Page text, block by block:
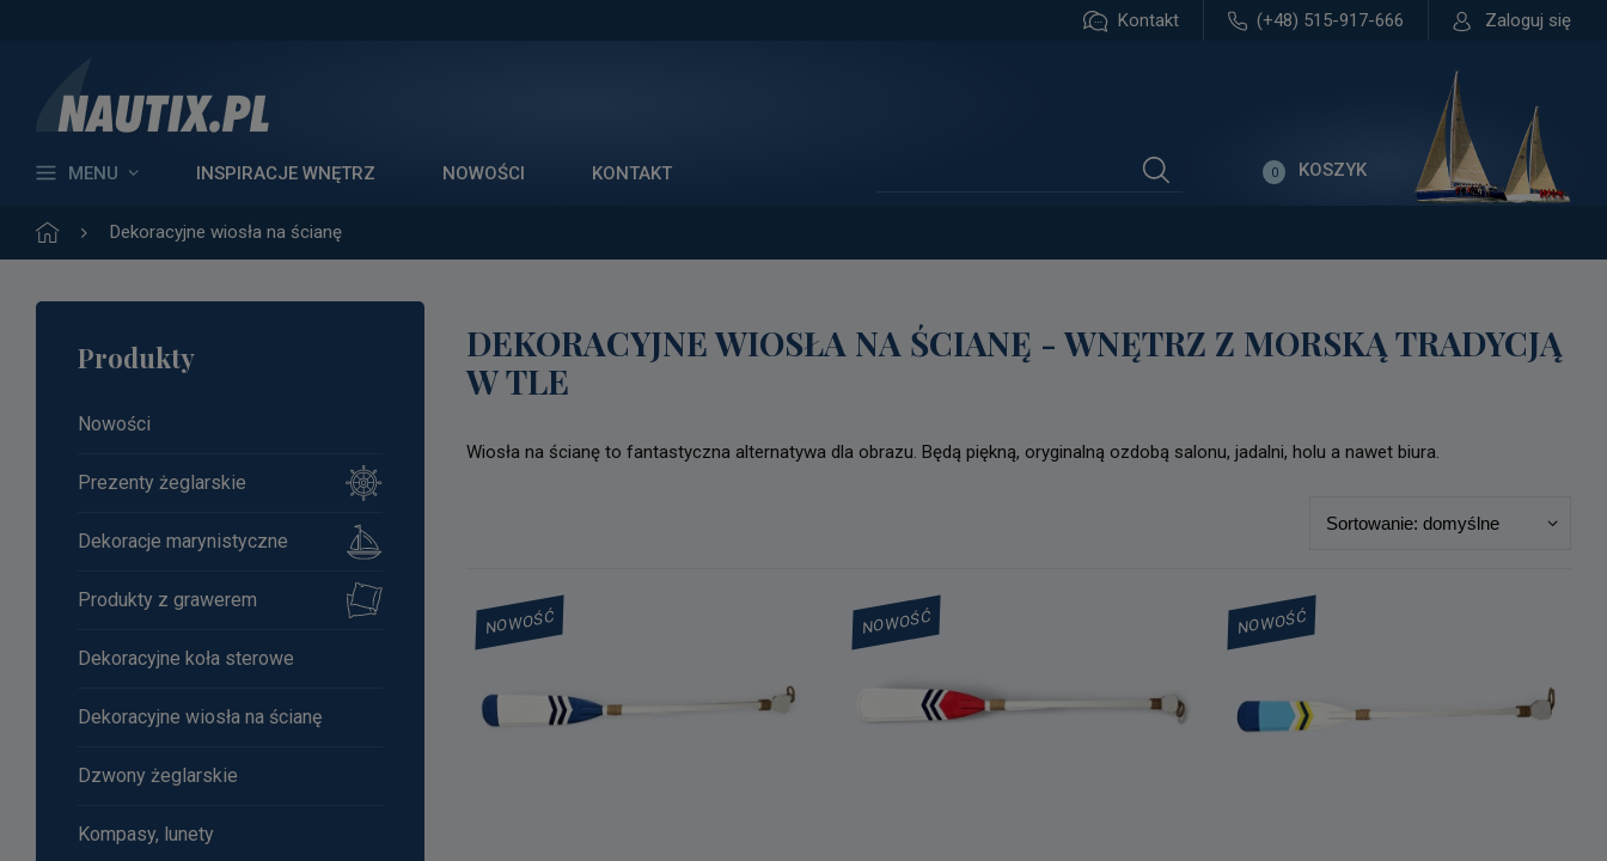
Kontakt (+48) 515-917-666 Zaloguj się
MENU INSPIRACJE WNĘTRZ NOWOŚCI KONTAKT KOSZYK
0
Dekoracyjne wiosła na ścianę
Produkty
Nowości
Prezenty żeglarskie
Dekoracje marynistyczne
Produkty z grawerem
Dekoracyjne koła sterowe
Dekoracyjne wiosła na ścianę
Dzwony żeglarskie
Kompasy, lunety
DEKORACYJNE WIOSŁA NA ŚCIANĘ - WNĘTRZ Z MORSKĄ TRADYCJĄ
W TLE
Wiosła na ścianę to fantastyczna alternatywa dla obrazu. Będą piękną, oryginalną ozdobą salonu, jadalni, holu a nawet biura.
NOWOŚĆ NOWOŚĆ NOWOŚĆ